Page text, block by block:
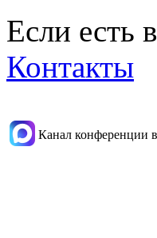
Если есть
Контакты
Канал конференции в